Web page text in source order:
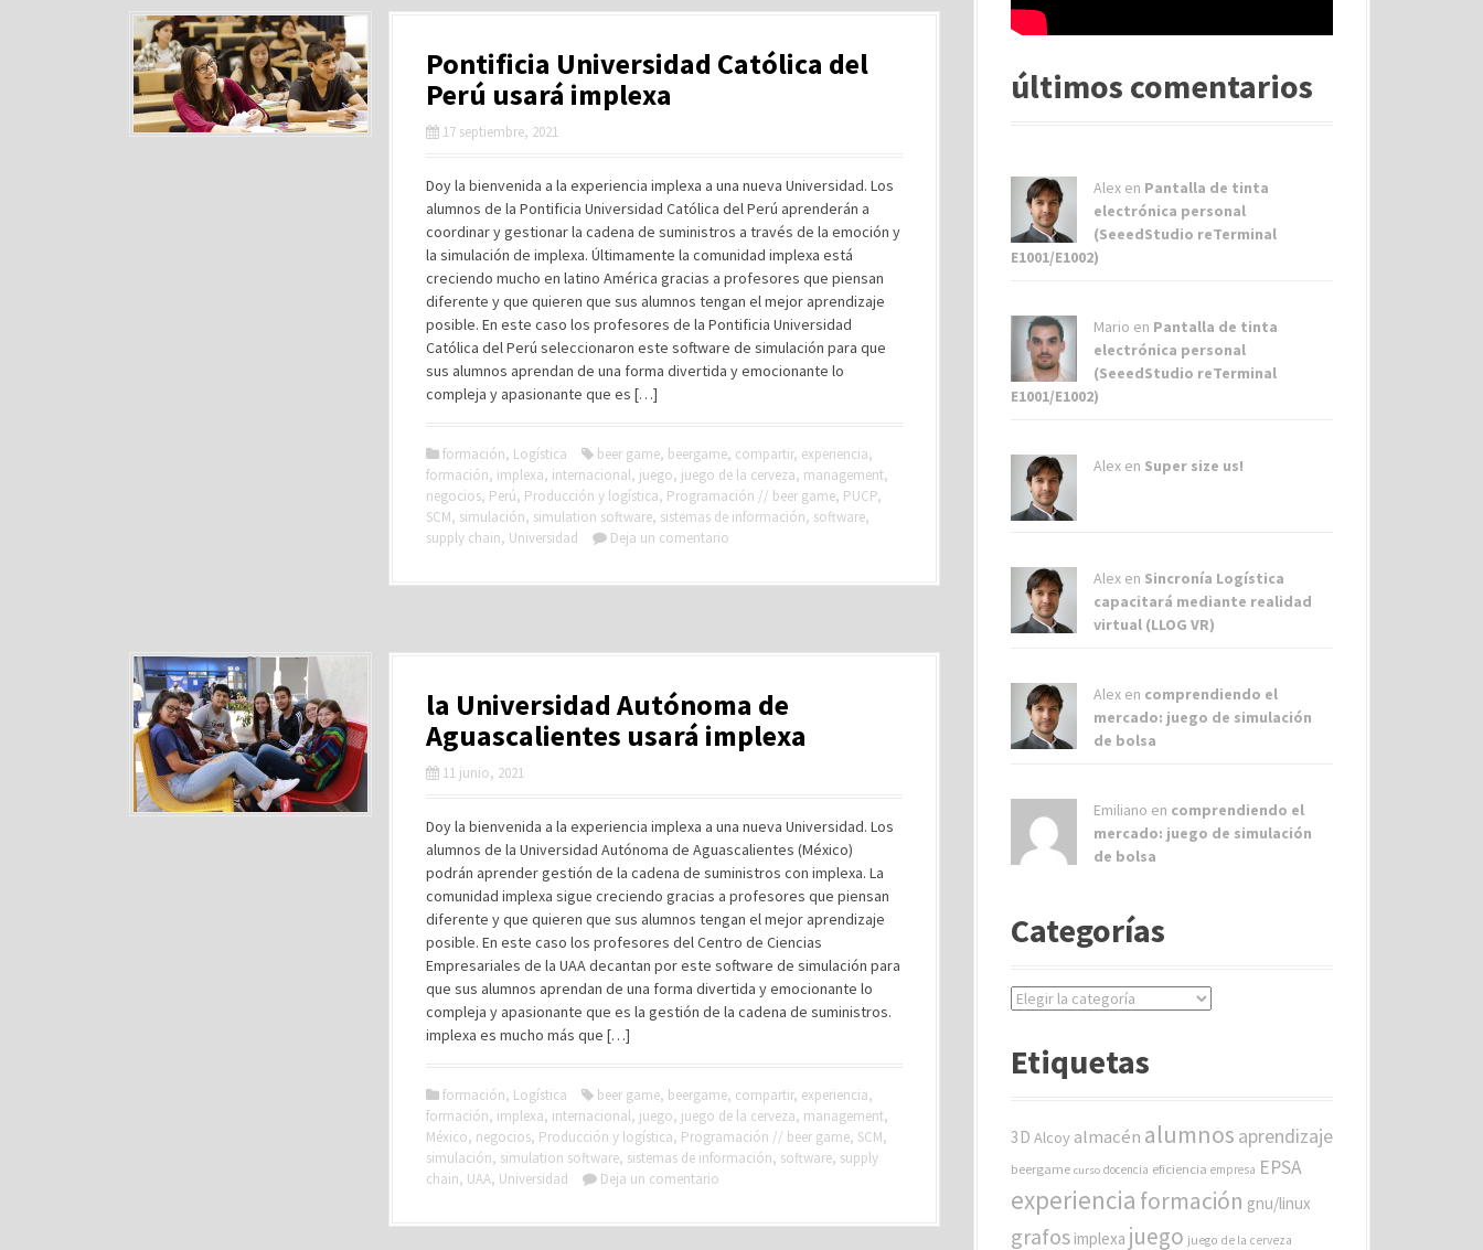
Pontificia Universidad Católica del
Perú usará implexa
17 septiembre, 2021
Doy la bienvenida a la experiencia implexa a una nueva Universidad. Los
alumnos de la Pontificia Universidad Católica del Perú aprenderán a
coordinar y gestionar la cadena de suministros a través de la emoción y
la simulación de implexa. Últimamente la comunidad implexa está
creciendo mucho en latino América gracias a profesores que piensan
diferente y que quieren que sus alumnos tengan el mejor aprendizaje
posible. En este caso los profesores de la Pontificia Universidad
Católica del Perú seleccionaron este software de simulación para que
sus alumnos aprendan de una forma divertida y emocionante lo
compleja y apasionante que es […]
formación, Logística beer game, beergame, compartir, experiencia,
formación, implexa, internacional, juego, juego de la cerveza, management,
negocios, Perú, Producción y logística, Programación // beer game, PUCP,
SCM, simulación, simulation software, sistemas de información, software,
supply chain, Universidad Deja un comentario
la Universidad Autónoma de
Aguascalientes usará implexa
11 junio, 2021
Doy la bienvenida a la experiencia implexa a una nueva Universidad. Los
alumnos de la Universidad Autónoma de Aguascalientes (México)
podrán aprender gestión de la cadena de suministros con implexa. La
comunidad implexa sigue creciendo gracias a profesores que piensan
diferente y que quieren que sus alumnos tengan el mejor aprendizaje
posible. En este caso los profesores del Centro de Ciencias
Empresariales de la UAA decantan por este software de simulación para
que sus alumnos aprendan de una forma divertida y emocionante lo
compleja y apasionante que es la gestión de la cadena de suministros.
implexa es mucho más que […]
formación, Logística beer game, beergame, compartir, experiencia,
formación, implexa, internacional, juego, juego de la cerveza, management,
México, negocios, Producción y logística, Programación // beer game, SCM,
simulación, simulation software, sistemas de información, software, supply
chain, UAA, Universidad Deja un comentario
últimos comentarios
Alex en Pantalla de tinta
electrónica personal
(SeeedStudio reTerminal
E1001/E1002)
Mario en Pantalla de tinta
electrónica personal
(SeeedStudio reTerminal
E1001/E1002)
Alex en Super size us!
Alex en Sincronía Logística
capacitará mediante realidad
virtual (LLOG VR)
Alex en comprendiendo el
mercado: juego de simulación
de bolsa
Emiliano en comprendiendo el
mercado: juego de simulación
de bolsa
Categorías
C
e
r
s
Etiquetas
3D Alcoy almacén alumnos aprendizaje
beergame curso docencia eficiencia empresa EPSA
experiencia formación gnu/linux
grafos implexa juego juego de la cerveza